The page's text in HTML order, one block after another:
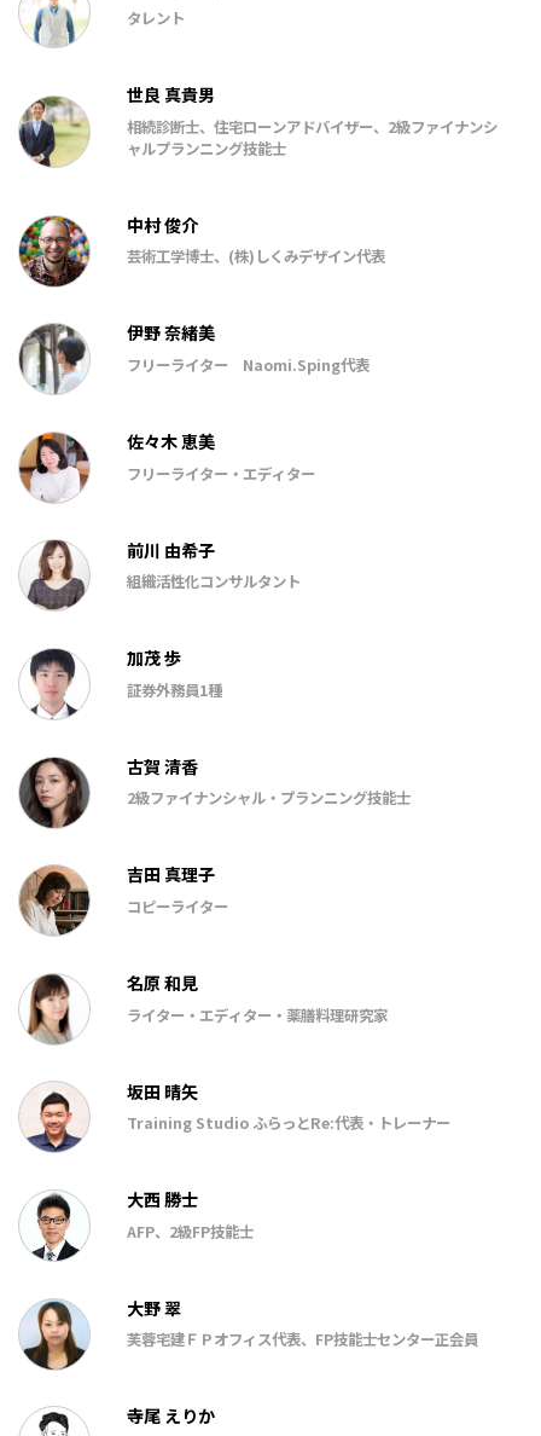
タレント
世良 真貴男
相続診断士、住宅ローンアドバイザー、2級ファイナンシ
ャルプランニング技能士
中村 俊介
芸術工学博士、(株)しくみデザイン代表
伊野 奈緒美
フリーライター Naomi.Sping代表
佐々木 恵美
フリーライター・エディター
前川 由希子
組織活性化コンサルタント
加茂 歩
証券外務員1種
古賀 清香
2級ファイナンシャル・プランニング技能士
吉田 真理子
コピーライター
名原 和見
ライター・エディター・薬膳料理研究家
坂田 晴矢
Training Studio ふらっとRe:代表・トレーナー
大西 勝士
AFP、2級FP技能士
大野 翠
芙蓉宅建ＦＰオフィス代表、FP技能士センター正会員
寺尾 えりか